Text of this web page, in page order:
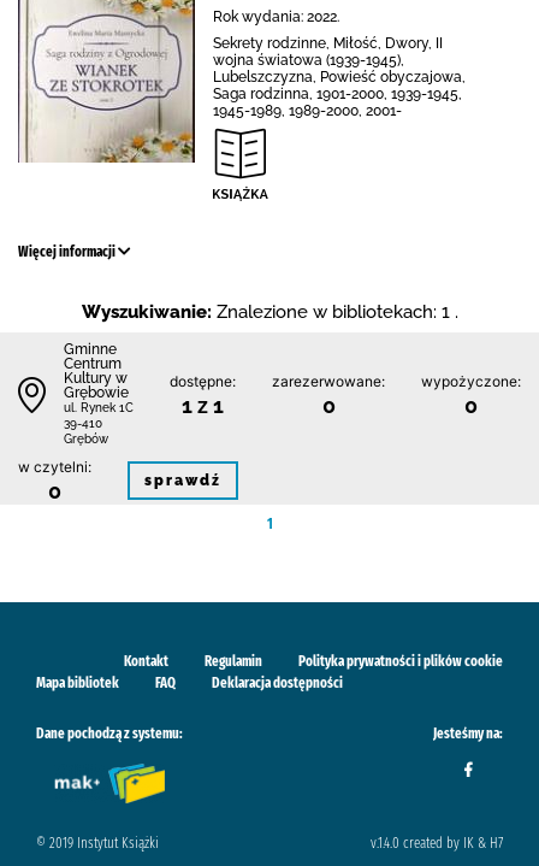
Rok wydania: 2022.
Sekrety rodzinne, Miłość, Dwory, II
wojna światowa (1939-1945),
Lubelszczyzna, Powieść obyczajowa,
Saga rodzinna, 1901-2000, 1939-1945,
1945-1989, 1989-2000, 2001-
Więcej informacji
Wyszukiwanie: Znalezione w bibliotekach: 1 .
Gminne
Centrum
Kultury w
Grębowie
ul. Rynek 1C
39-410
Grębów
dostępne:
1 z 1
zarezerwowane:
0
wypożyczone:
0
w czytelni:
0 sprawdź
1
Kontakt Regulamin
Polityka prywatności i plików cookie
Mapa bibliotek
FAQ Deklaracja dostępności
Dane pochodzą z systemu: Jesteśmy na:
© 2019 Instytut Książki v.1.4.0 created by IK & H7